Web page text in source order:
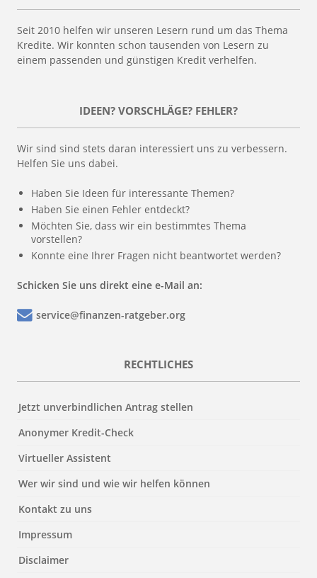
Seit 2010 helfen wir unseren Lesern rund um das Thema
Kredite. Wir konnten schon tausenden von Lesern zu
einem passenden und günstigen Kredit verhelfen.
IDEEN? VORSCHLÄGE? FEHLER?
Wir sind sind stets daran interessiert uns zu verbessern.
Helfen Sie uns dabei.
Haben Sie Ideen für interessante Themen?
Haben Sie einen Fehler entdeckt?
Möchten Sie, dass wir ein bestimmtes Thema
vorstellen?
Konnte eine Ihrer Fragen nicht beantwortet werden?
Schicken Sie uns direkt eine e-Mail an:
service@finanzen-ratgeber.org
RECHTLICHES
Jetzt unverbindlichen Antrag stellen
Anonymer Kredit-Check
Virtueller Assistent
Wer wir sind und wie wir helfen können
Kontakt zu uns
Impressum
Disclaimer